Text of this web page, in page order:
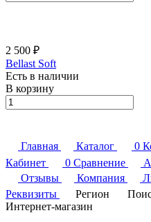
2 500 ₽
Bellast Soft
Есть в наличии
В корзину
Главная Каталог 0
Кабинет
0 Сравнение
Отзывы
Компания
Реквизиты
Регион
Интернет-магазин